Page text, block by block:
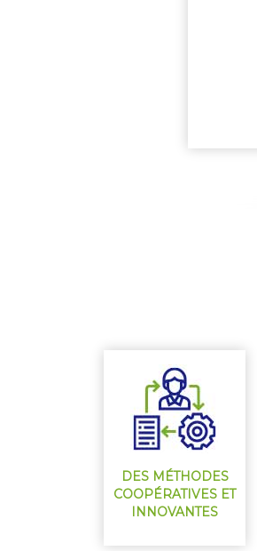
DES MÉTHODES
COOPÉRATIVES ET
INNOVANTES